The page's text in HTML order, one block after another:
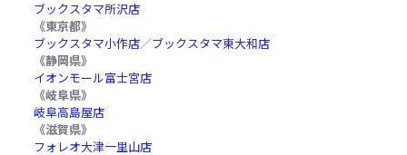
ブックスタマ所沢店
《東京都》
ブックスタマ小作店／ブックスタマ東大和店
《静岡県》
イオンモール富士宮店
《岐阜県》
岐阜高島屋店
《滋賀県》
フォレオ大津一里山店